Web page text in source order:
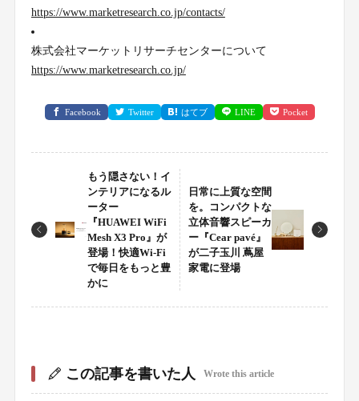
https://www.marketresearch.co.jp/contacts/
株式会社マーケットリサーチセンターについて
https://www.marketresearch.co.jp/
Facebook Twitter はてブ LINE Pocket
もう隠さない！イ
ンテリアになるル
ーター
『HUAWEI WiFi
Mesh X3 Pro』が
登場！快適Wi-Fi
で毎日をもっと豊
かに
日常に上質な空間
を。コンパクトな
立体音響スピーカ
ー『Cear pavé』
が二子玉川 蔦屋
家電に登場
この記事を書いた人 Wrote this article